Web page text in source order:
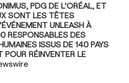
PDG DE L'ORÉAL, ET
SONT LES TÊTES
UNLEASH À
RESPONSABLES DES
ISSUS DE 140 PAYS
POUR RÉINVENTER LE